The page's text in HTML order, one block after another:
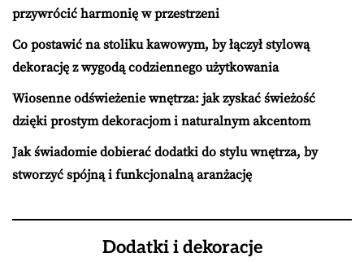
przywrócić harmonię w przestrzeni
Co postawić na stoliku kawowym, by łączył stylową
dekorację z wygodą codziennego użytkowania
Wiosenne odświeżenie wnętrza: jak zyskać świeżość
dzięki prostym dekoracjom i naturalnym akcentom
Jak świadomie dobierać dodatki do stylu wnętrza, by
stworzyć spójną i funkcjonalną aranżację
Dodatki i dekoracje